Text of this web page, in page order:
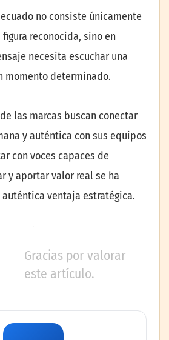
no consiste únicamente
reconocida, sino en
necesita escuchar una
momento determinado.
las marcas buscan conectar
y auténtica con sus equipos
con voces capaces de
y aportar valor real se ha
ventaja estratégica.
Gracias por valorar
este artículo.